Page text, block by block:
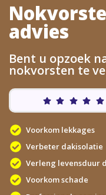
advies
Bent u opzoek
nokvorsten te
Voorkom lekkages
Verbeter dakisolatie
Verleng levensduur
Voorkom schade